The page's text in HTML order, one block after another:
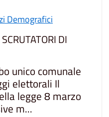
Demografici
DI
unico comunale
elettorali Il
legge 8 marzo
m...